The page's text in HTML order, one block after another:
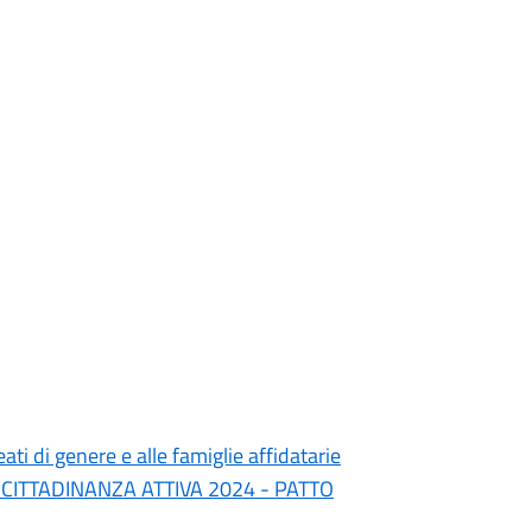
di genere e alle famiglie affidatarie
ATTIVA 2024 - PATTO